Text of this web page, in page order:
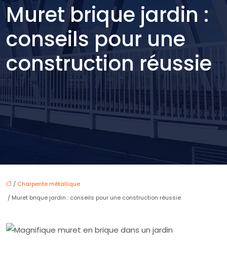
Muret brique jardin :
conseils pour une
construction réussie
/ Charpente métallique
/ Muret brique jardin : conseils pour une construction réussie